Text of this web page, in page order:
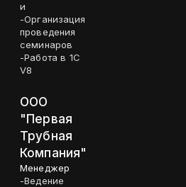
и
-Организация
проведения
семинаров
-Работа в 1С
V8
ООО
"Первая
Трубная
Компания"
Менеджер
-Ведение